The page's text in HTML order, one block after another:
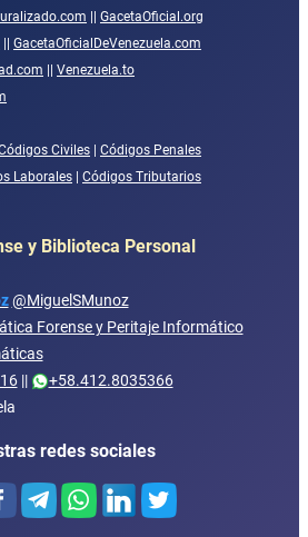
GacetaOficial.org
GacetaOficialDeVenezuela.com
Venezuela.to
Civiles
Códigos Penales
Laborales
Códigos Tributarios
y Biblioteca Personal
@MiguelSMunoz
Forense y Peritaje Informático
||
+58.412.8035366
redes sociales